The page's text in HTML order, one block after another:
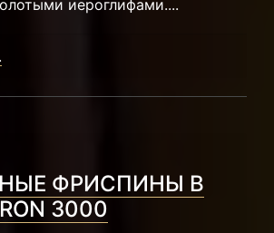
иероглифами....
ФРИСПИНЫ В
3000